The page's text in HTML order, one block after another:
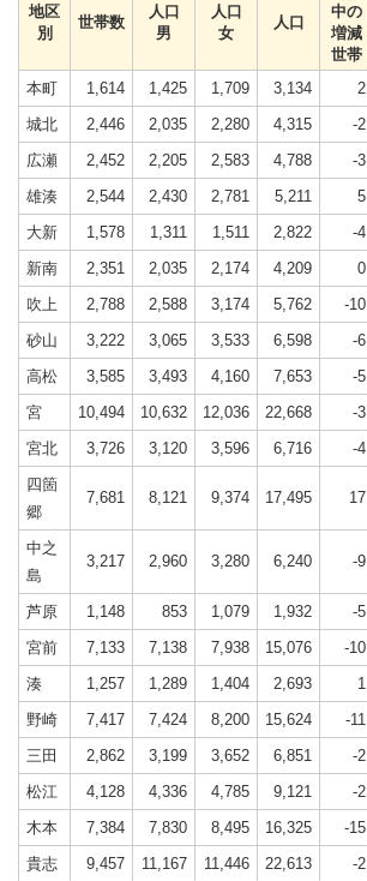
地区
別
世帯数
人口
男
人口
女
人口
中の
増減
世帯
本町
1,614 1,425 1,709 3,134 2
城北
2,446 2,035 2,280 4,315 -2
広瀬
2,452 2,205 2,583 4,788 -3
雄湊
2,544 2,430 2,781 5,211 5
大新
1,578 1,311 1,511 2,822 -4
新南
2,351 2,035 2,174 4,209 0
吹上
2,788 2,588 3,174 5,762 -10
砂山
3,222 3,065 3,533 6,598 -6
高松
3,585 3,493 4,160 7,653 -5
宮
10,494 10,632 12,036 22,668 -3
宮北
3,726 3,120 3,596 6,716 -4
四箇
郷
7,681 8,121 9,374 17,495 17
中之
島
3,217 2,960 3,280 6,240 -9
芦原 1,148 853 1,079 1,932 -5
宮前
7,133 7,138 7,938 15,076 -10
湊
1,257 1,289 1,404 2,693 1
野崎
7,417 7,424 8,200 15,624 -11
三田
2,862 3,199 3,652 6,851 -2
松江
4,128 4,336 4,785 9,121 -2
木本
7,384 7,830 8,495 16,325 -15
貴志
9,457 11,167 11,446 22,613 -2